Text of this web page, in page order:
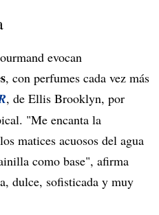
evocan
, con perfumes cada vez más
, de Ellis Brooklyn, por
"Me encanta la
matices acuosos del agua
como base", afirma
dulce, sofisticada y muy